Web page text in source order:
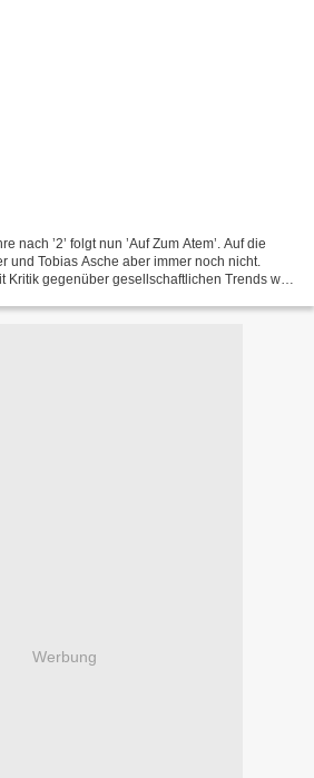
nach ’2’ folgt nun ’Auf Zum Atem’. Auf die
und Tobias Asche aber immer noch nicht.
Kritik gegenüber gesellschaftlichen Trends wie
Werbung